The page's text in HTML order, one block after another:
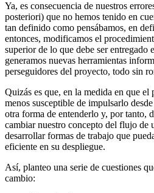
Ya, es consecuencia de nuestros
posteriori) que no hemos tenido en
tan definido como pensábamos, en
entonces, modificamos el
superior de lo que debe ser entregado
generamos nuevas herramientas
perseguidores del proyecto, todo sin
Quizás es que, en la medida en que el
menos susceptible de impulsarlo
otra forma de entenderlo y, por tanto,
cambiar nuestro concepto del flujo de
desarrollar formas de trabajo que
eficiente en su despliegue.
Así, planteo una serie de cuestiones
cambio: